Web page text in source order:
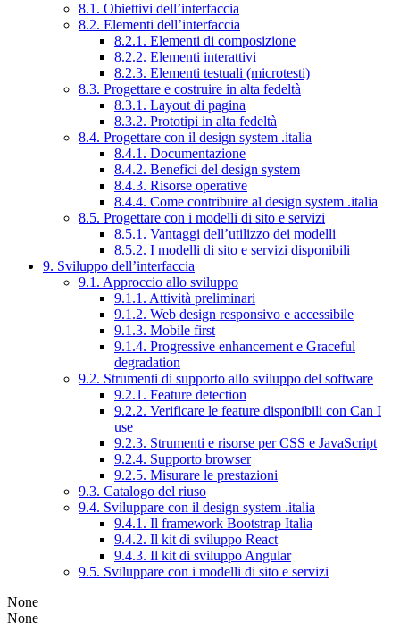
8.1. Obiettivi dell’interfaccia
8.2. Elementi dell’interfaccia
8.2.1. Elementi di composizione
8.2.2. Elementi interattivi
8.2.3. Elementi testuali (microtesti)
8.3. Progettare e costruire in alta fedeltà
8.3.1. Layout di pagina
8.3.2. Prototipi in alta fedeltà
8.4. Progettare con il design system .italia
8.4.1. Documentazione
8.4.2. Benefici del design system
8.4.3. Risorse operative
8.4.4. Come contribuire al design system .italia
8.5. Progettare con i modelli di sito e servizi
8.5.1. Vantaggi dell’utilizzo dei modelli
8.5.2. I modelli di sito e servizi disponibili
9. Sviluppo dell’interfaccia
9.1. Approccio allo sviluppo
9.1.1. Attività preliminari
9.1.2. Web design responsivo e accessibile
9.1.3. Mobile first
9.1.4. Progressive enhancement e Graceful
degradation
9.2. Strumenti di supporto allo sviluppo del software
9.2.1. Feature detection
9.2.2. Verificare le feature disponibili con Can I
use
9.2.3. Strumenti e risorse per CSS e JavaScript
9.2.4. Supporto browser
9.2.5. Misurare le prestazioni
9.3. Catalogo del riuso
9.4. Sviluppare con il design system .italia
9.4.1. Il framework Bootstrap Italia
9.4.2. Il kit di sviluppo React
9.4.3. Il kit di sviluppo Angular
9.5. Sviluppare con i modelli di sito e servizi
None
None